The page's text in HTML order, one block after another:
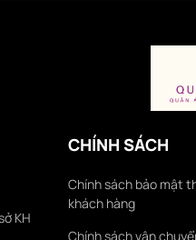
KH
CHÍNH SÁCH
Chính sách bảo mật
khách hàng
Chính sách vận